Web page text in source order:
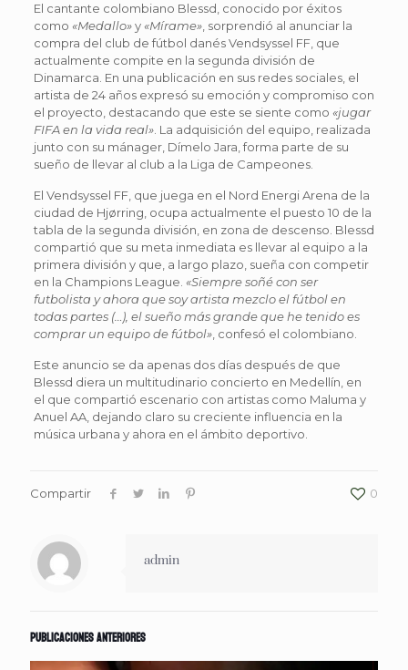
El cantante colombiano Blessd, conocido por éxitos
como «Medallo»y«Mírame», sorprendió al anunciar la
compra del club de fútbol danés Vendsyssel FF, que
actualmente compite en la segunda división de
Dinamarca. En una publicación en sus redes sociales, el
artista de 24 años expresó su emoción y compromiso con
el proyecto, destacando que este se siente como «jugar
FIFA en la vida real». La adquisición del equipo, realizada
junto con su mánager, Dímelo Jara, forma parte de su
sueño de llevar al club a la Liga de Campeones.
El Vendsyssel FF, que juega en el Nord Energi Arena de la
ciudad de Hjørring, ocupa actualmente el puesto 10 de la
tabla de la segunda división, en zona de descenso. Blessd
compartió que su meta inmediata es llevar al equipo a la
primera división y que, a largo plazo, sueña con competir
en la Champions League. «Siempre soñé con ser
futbolista y ahora que soy artista mezclo el fútbol en
todas partes (…), el sueño más grande que he tenido es
comprar un equipo de fútbol», confesó el colombiano.
Este anuncio se da apenas dos días después de que
Blessd diera un multitudinario concierto en Medellín, en
el que compartió escenario con artistas como Maluma y
Anuel AA, dejando claro su creciente influencia en la
música urbana y ahora en el ámbito deportivo.
Compartir 0
admin
Publicaciones anteriores